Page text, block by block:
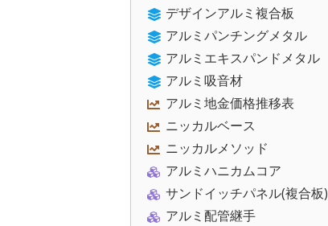
デザインアルミ複合板
アルミパンチングメタル
アルミエキスパンドメタル
アルミ吸音材
アルミ地金価格推移表
ニッカルベース
ニッカルメソッド
アルミハニカムコア
サンドイッチパネル(複合板)
アルミ配管継手